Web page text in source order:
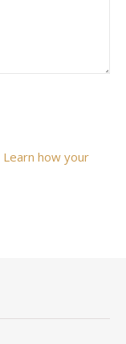
Learn how your